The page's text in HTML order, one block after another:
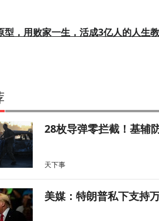
型，用败家一生，活成3亿人的人生
28枚导弹零拦截！基辅
天下事
美媒：特朗普私下支持